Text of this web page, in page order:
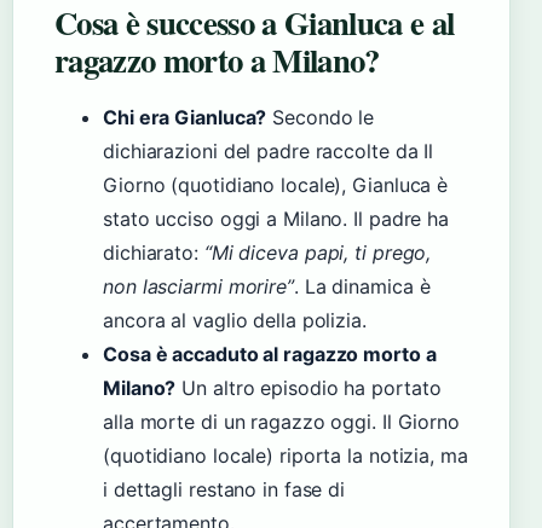
Cosa è successo a Gianluca e al
ragazzo morto a Milano?
Chi era Gianluca? Secondo le
dichiarazioni del padre raccolte da Il
Giorno (quotidiano locale), Gianluca è
stato ucciso oggi a Milano. Il padre ha
dichiarato: “Mi diceva papi, ti prego,
non lasciarmi morire”. La dinamica è
ancora al vaglio della polizia.
Cosa è accaduto al ragazzo morto a
Milano? Un altro episodio ha portato
alla morte di un ragazzo oggi. Il Giorno
(quotidiano locale) riporta la notizia, ma
i dettagli restano in fase di
accertamento.